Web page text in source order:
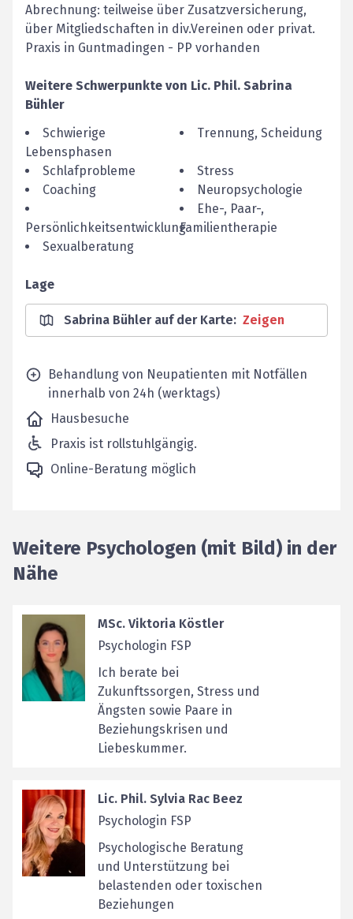
Abrechnung: teilweise über Zusatzversicherung,
über Mitgliedschaften in div.Vereinen oder privat.
Praxis in Guntmadingen - PP vorhanden
Weitere Schwerpunkte von Lic. Phil. Sabrina
Bühler
Schwierige
Lebensphasen
Trennung, Scheidung
Schlafprobleme
Stress
Coaching
Neuropsychologie
Persönlichkeitsentwicklung
Ehe-, Paar-,
Familientherapie
Sexualberatung
Lage
Sabrina Bühler auf der Karte: Zeigen
Behandlung von Neupatienten mit Notfällen
innerhalb von 24h (werktags)
Hausbesuche
Praxis ist rollstuhlgängig.
Online-Beratung möglich
Weitere Psychologen (mit Bild) in der
Nähe
MSc. Viktoria Köstler
Psychologin FSP
Ich berate bei
Zukunftssorgen, Stress und
Ängsten sowie Paare in
Beziehungskrisen und
Liebeskummer.
Lic. Phil. Sylvia Rac Beez
Psychologin FSP
Psychologische Beratung
und Unterstützung bei
belastenden oder toxischen
Beziehungen